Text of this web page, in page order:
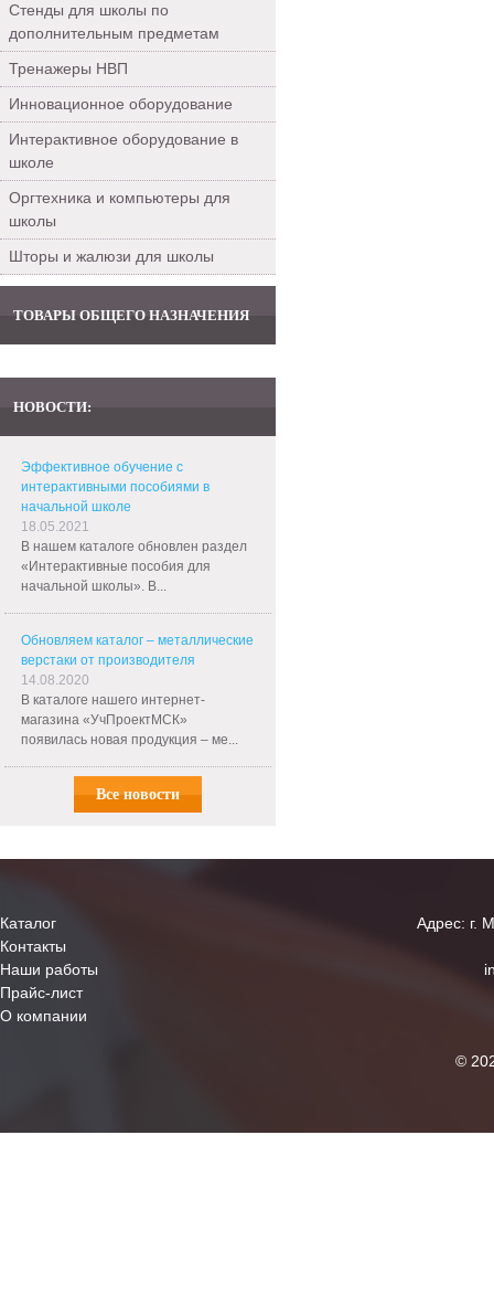
Стенды для школы по
дополнительным предметам
Тренажеры НВП
Инновационное оборудование
Интерактивное оборудование в
школе
Оргтехника и компьютеры для
школы
Шторы и жалюзи для школы
ТОВАРЫ ОБЩЕГО НАЗНАЧЕНИЯ
НОВОСТИ:
Эффективное обучение с
интерактивными пособиями в
начальной школе
18.05.2021
В нашем каталоге обновлен раздел
«Интерактивные пособия для
начальной школы». В...
Обновляем каталог – металлические
верстаки от производителя
14.08.2020
В каталоге нашего интернет-
магазина «УчПроектМСК»
появилась новая продукция – ме...
Все новости
Каталог
Контакты
Наши работы
Прайс-лист
О компании
Адрес: г.
©